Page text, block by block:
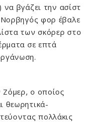
να βγάζει την ασίστ
φορ έβαλε
των σκόρερ στο
σε επτά
Ζόμερ, ο οποίος
θεωρητικά-
πολλάκις